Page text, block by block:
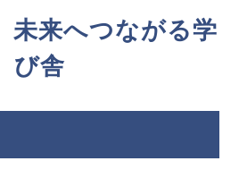
未来へつながる学
び舎